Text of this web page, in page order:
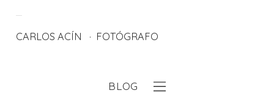
CARLOS ACÍN FOTÓGRAFO
BLOG